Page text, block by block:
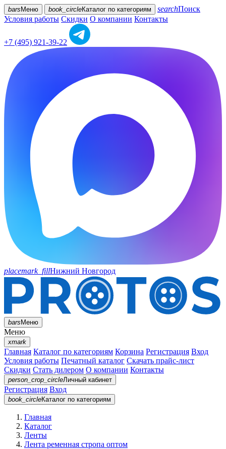
bars Меню book_circleКаталог по категориям searchПоиск
Условия работы Скидки О компании Контакты
+7 (495) 921-39-22
placemark_fillНижний Новгород
barsМеню
Меню
xmark
Главная Каталог по категориям Корзина Регистрация Вход
Условия работы Печатный каталог Скачать прайс-лист
Скидки Стать дилером О компании Контакты
person_crop_circleЛичный кабинет
Регистрация Вход
book_circleКаталог по категориям
Главная
Каталог
Ленты
Лента ременная стропа оптом